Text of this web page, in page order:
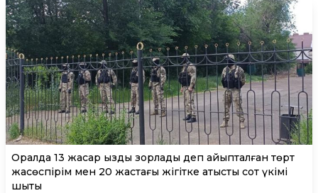
Оралда 13 жасар қызды зорлады деп айыпталған төрт
жасөспірім мен 20 жастағы жігітке қатысты сот үкімі
шықты